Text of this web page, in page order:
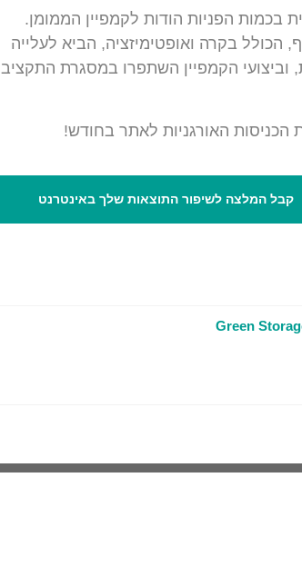
בכמות הפניות הודות לקמפיין הממומן.
הכולל בקרה ואופטימיזציה, הביא לעלייה
וביצועי הקמפיין השתפרו במסגרת התקציב
קבל המלצה לשיפור התוצאות שלך באינטרנט